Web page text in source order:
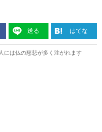
送る はてな
には仏の慈悲が多く注がれます